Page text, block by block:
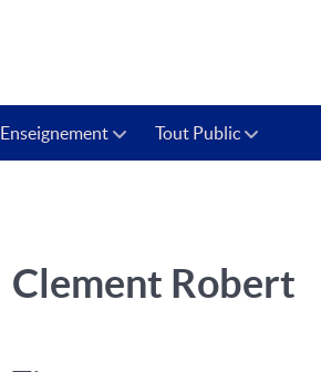
Enseignement Tout Public
Clement Robert